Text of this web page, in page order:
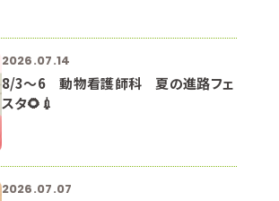
2026.07.14
8/3～6 動物看護師科 夏の進路フェ
スタ🌻💉
2026.07.07